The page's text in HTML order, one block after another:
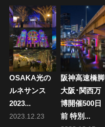
2026.04.13
OSAKA光の
ルネサンス
2023...
2023.12.23
阪神高速橋脚
大阪･関西万
博開催500日
前 特別...